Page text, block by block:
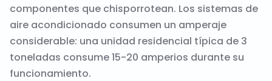
componentes que chisporrotean. Los sistemas de
aire acondicionado consumen un amperaje
considerable: una unidad residencial típica de 3
toneladas consume 15-20 amperios durante su
funcionamiento.